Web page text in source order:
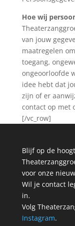
Hoe wij
van jouw
maatregelen
toegang,
ongeoorloofde
idee hebt dat
zijn of er
contact op met
[/vc_row]
Blijf op de
voor onze
Wil je contact
in.
Volg
Instagram.